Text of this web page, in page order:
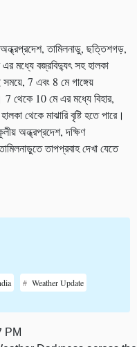
অন্ধ্রপ্রদেশ, তামিলনাড়ু, ছত্তিশগড়,
এর মধ্যে বজ্রবিদ্যুৎ সহ হালকা
সময়ে, 7 এবং 8 মে গাঙ্গেয়
7 থেকে 10 মে এর মধ্যে বিহার,
থেকে মাঝারি বৃষ্টি হতে পারে।
অন্ধ্রপ্রদেশ, দক্ষিণ
তাপপ্রবাহ দেখা যেতে
Weather Update
PM